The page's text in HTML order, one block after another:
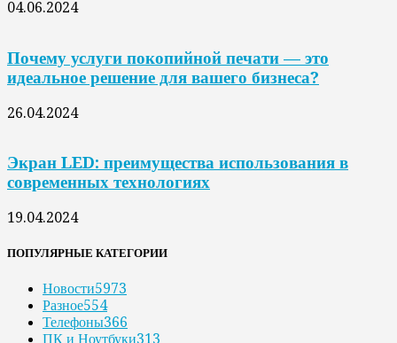
04.06.2024
Почему услуги покопийной печати — это
идеальное решение для вашего бизнеса?
26.04.2024
Экран LED: преимущества использования в
современных технологиях
19.04.2024
ПОПУЛЯРНЫЕ КАТЕГОРИИ
Новости5973
Разное554
Телефоны366
ПК и Ноутбуки313